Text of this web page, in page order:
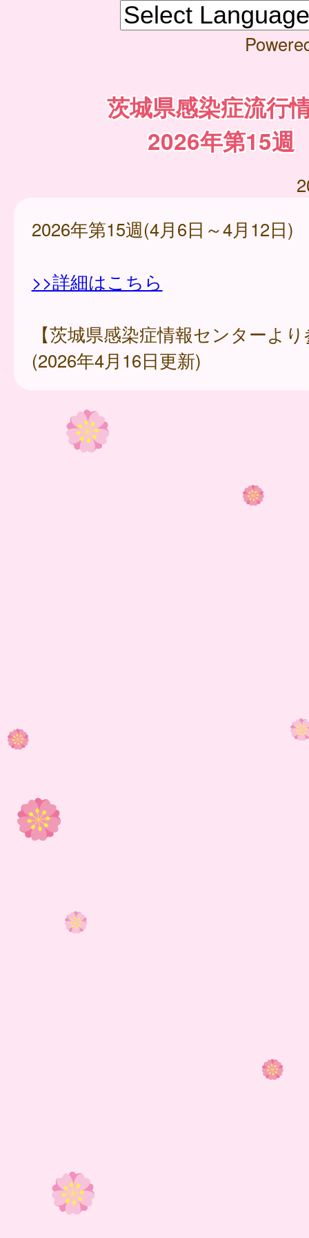
茨城県感染症流行
2026年第15週
2026年第15週(4月6日～4月12日)
>>詳細はこちら
【茨城県感染症情報センターよ
(2026年4月16日更新)